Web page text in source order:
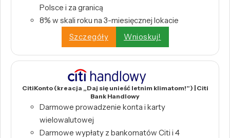
Polsce i za granicą
8% w skali roku na 3-miesięcznej lokacie
Szczegóły
Wnioskuj!
CitiKonto (kreacja „Daj się unieść letnim klimatom!”) | Citi
Bank Handlowy
Darmowe prowadzenie konta i karty
wielowalutowej
Darmowe wypłaty z bankomatów Citi i 4